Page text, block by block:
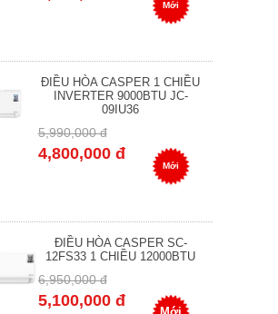
Mới
ĐIỀU HÒA CASPER 1 CHIỀU
INVERTER 9000BTU JC-
09IU36
5,990,000 đ
4,800,000 đ
Mới
ĐIỀU HÒA CASPER SC-
12FS33 1 CHIỀU 12000BTU
6,950,000 đ
5,100,000 đ